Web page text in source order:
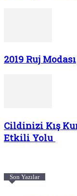
2019 Ruj Modası
Cildinizi Kış
Etkili Yolu
Son Yazılar